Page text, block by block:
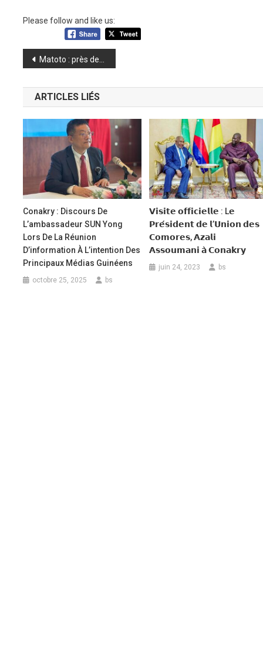
Please follow and like us:
Navigation
de
l’article
Matoto : près de 24 000 candidats au BEPC
ARTICLES LIÉS
Conakry : Discours De
L’ambassadeur SUN Yong
Lors De La Réunion
D’information À L’intention Des
Principaux Médias Guinéens
octobre 25, 2025 bs
𝗩𝗶𝘀𝗶𝘁𝗲 𝗼𝗳𝗳𝗶𝗰𝗶𝗲𝗹𝗹𝗲 : L𝗲
𝗣𝗿𝗲́𝘀𝗶𝗱𝗲𝗻𝘁 𝗱𝗲 𝗹’𝗨𝗻𝗶𝗼𝗻 𝗱𝗲𝘀
𝗖𝗼𝗺𝗼𝗿𝗲𝘀, 𝗔𝘇𝗮𝗹𝗶
𝗔𝘀𝘀𝗼𝘂𝗺𝗮𝗻𝗶 𝗮̀ 𝗖𝗼𝗻𝗮𝗸𝗿𝘆
juin 24, 2023 bs